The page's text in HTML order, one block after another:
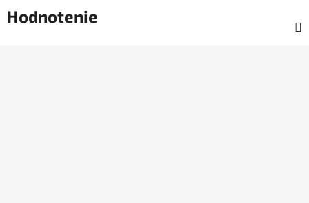
Hodnotenie